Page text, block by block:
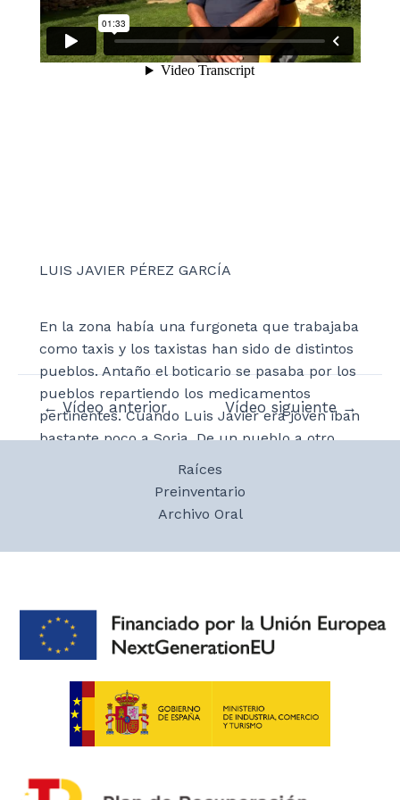
LUIS JAVIER PÉREZ GARCÍA
En la zona había una furgoneta que trabajaba
como taxis y los taxistas han sido de distintos
pueblos. Antaño el boticario se pasaba por los
pueblos repartiendo los medicamentos
pertinentes. Cuando Luis Javier era joven iban
bastante poco a Soria. De un pueblo a otro
solían ir con el ganado. Luis Javier comenta
que tuvo que estar en León ingresado y en
otra ocasión se partió el brazo saltando hacía
Navegación
← Vídeo anterior Vídeo siguiente →
Raíces
Preinventario
Archivo Oral